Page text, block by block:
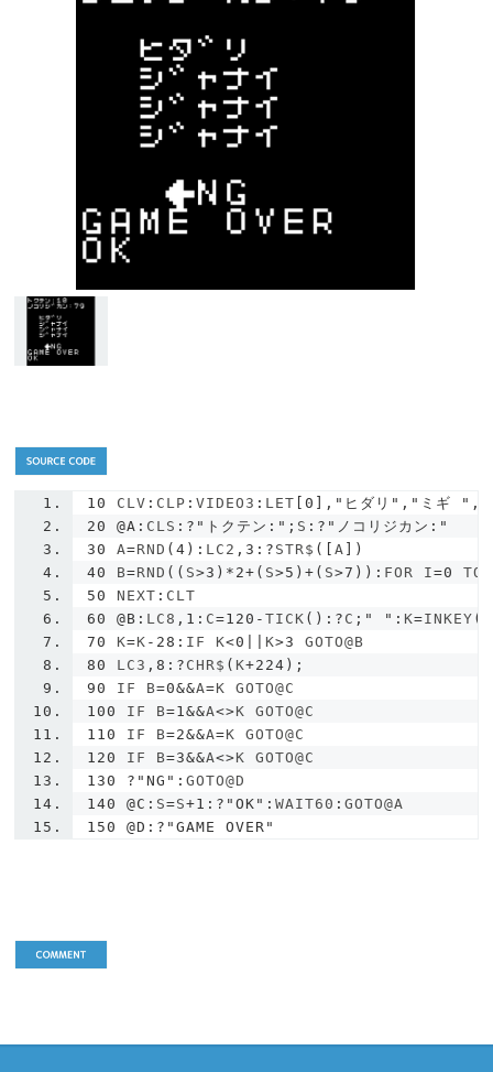
10 CLV : CLP :VIDEO3 : LET [0 ], "ヒダリ" , "ミギ " ,
20
@A : CLS :? "トクテン:" ; S :? "ノコリジカン:"
30
A=RND (4 ): LC2 ,3 :? STR$ ([A ])
40
B=RND (( S>3 )* 2+( S>5 )+( S>7 )): FOR I=0
TO
50
NEXT : CLT
60
@B : LC8 , 1 : C=120 -TICK ():? C ; " " : K=INKEY
70
K=K - 28 : IF K<0 K>3
GOTO@B
80
LC3 ,8 :? CHR$ ( K+224 );
90
IF B=0&&A=K GOTO@C
100
IF B=1&&A<>K GOTO@C
110
IF B=2&&A=K GOTO@C
120
IF B=3&&A<>K GOTO@C
130
? "NG" :GOTO@D
140
@C : S=S+1 :? "OK" :WAIT60 :GOTO@A
150
@D :? "GAME OVER"